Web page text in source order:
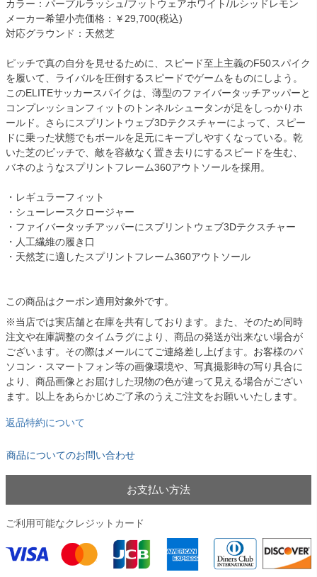
カラー：パープルラッシュ/フットウェアホワイト/ルシッドレモン
メーカー希望小売価格：￥29,700(税込)
対応グラウンド：天然芝
ピッチで真の自分を見せるために、スピード至上主義のF50スパイク
を履いて、ライバルを圧倒するスピードでゲームをものにしよう。
このELITEサッカースパイクは、薄型のファイバータッチアッパーと
コンプレッションフィットのトンネルシュータンが足をしっかりホ
ールド。さらにスプリントウェブ3Dテクスチャーによって、スピー
ドに乗った状態でもボールを足元にキープしやすくなっている。乾
いた芝のピッチで、敵を容赦なく置き去りにするスピードを生む、
バネのようなスプリントフレーム360アウトソールを採用。
・レギュラーフィット
・シューレースクロージャー
・ファイバータッチアッパーにスプリントウェブ3Dテクスチャー
・人工繊維の履き口
・天然芝に適したスプリントフレーム360アウトソール
この商品はクーポン適用対象外です。
※当店では実店舗と在庫を共有しております。また、そのため同時
注文や在庫調整のタイムラグにより、商品の発送が出来ない場合が
ございます。その際はメールにてご連絡差し上げます。お客様のパ
ソコン・スマートフォン等の画像環境や、写真撮影時の写り具合に
より、商品画像とお届けした現物の色が違って見える場合がござい
ます。以上をあらかじめご了承のうえご注文をお願いいたします。
返品特約について
商品についてのお問い合わせ
お支払い方法
ご利用可能なクレジットカード